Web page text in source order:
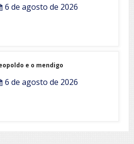
6 de agosto de 2026
e o mendigo
6 de agosto de 2026